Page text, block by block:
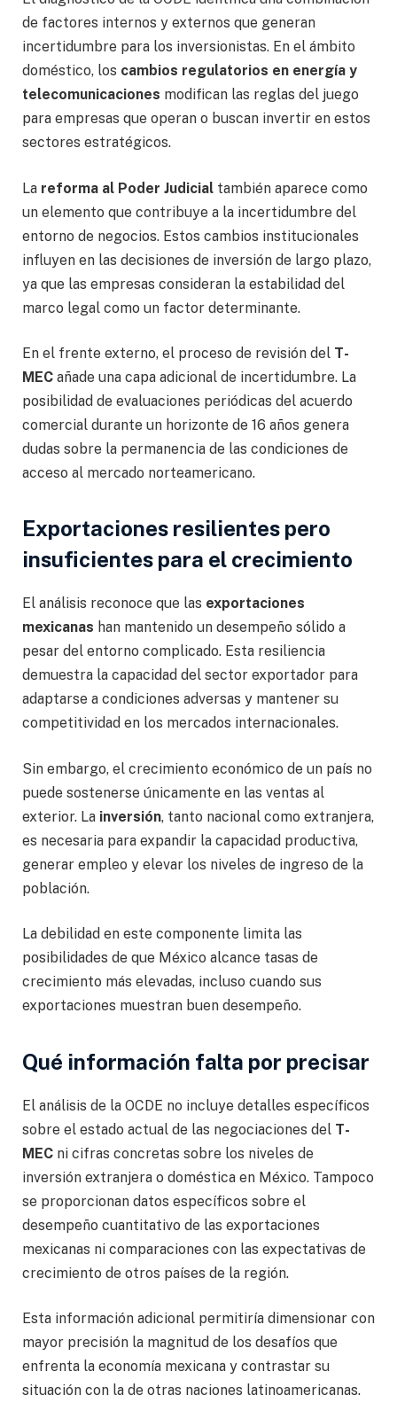
de factores internos y externos que generan
incertidumbre para los inversionistas. En el ámbito
doméstico, los cambios regulatorios en energía y
telecomunicaciones modifican las reglas del juego
para empresas que operan o buscan invertir en estos
sectores estratégicos.
La reforma al Poder Judicial también aparece como
un elemento que contribuye a la incertidumbre del
entorno de negocios. Estos cambios institucionales
influyen en las decisiones de inversión de largo plazo,
ya que las empresas consideran la estabilidad del
marco legal como un factor determinante.
En el frente externo, el proceso de revisión del T-
MEC añade una capa adicional de incertidumbre. La
posibilidad de evaluaciones periódicas del acuerdo
comercial durante un horizonte de 16 años genera
dudas sobre la permanencia de las condiciones de
acceso al mercado norteamericano.
Exportaciones resilientes pero
insuficientes para el crecimiento
El análisis reconoce que las exportaciones
mexicanas han mantenido un desempeño sólido a
pesar del entorno complicado. Esta resiliencia
demuestra la capacidad del sector exportador para
adaptarse a condiciones adversas y mantener su
competitividad en los mercados internacionales.
Sin embargo, el crecimiento económico de un país no
puede sostenerse únicamente en las ventas al
exterior. La inversión, tanto nacional como extranjera,
es necesaria para expandir la capacidad productiva,
generar empleo y elevar los niveles de ingreso de la
población.
La debilidad en este componente limita las
posibilidades de que México alcance tasas de
crecimiento más elevadas, incluso cuando sus
exportaciones muestran buen desempeño.
Qué información falta por precisar
El análisis de la OCDE no incluye detalles específicos
sobre el estado actual de las negociaciones del T-
MEC ni cifras concretas sobre los niveles de
inversión extranjera o doméstica en México. Tampoco
se proporcionan datos específicos sobre el
desempeño cuantitativo de las exportaciones
mexicanas ni comparaciones con las expectativas de
crecimiento de otros países de la región.
Esta información adicional permitiría dimensionar con
mayor precisión la magnitud de los desafíos que
enfrenta la economía mexicana y contrastar su
situación con la de otras naciones latinoamericanas.